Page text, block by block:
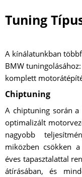
Tuning
A kínálatunkban
BMW
komplett
Chiptuning
A chiptuning során a
optimalizált
nagyobb
miközben csökken
éves tapasztalattal
átírásában, és